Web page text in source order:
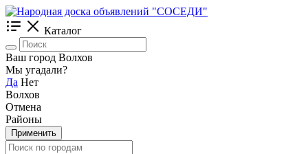
Каталог
Ваш город Волхов
Мы угадали?
Да Нет
Волхов
Отмена
Районы
Применить